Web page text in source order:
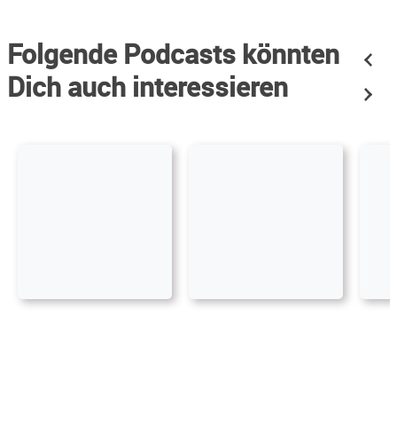
Folgende Podcasts könnten
Dich auch interessieren